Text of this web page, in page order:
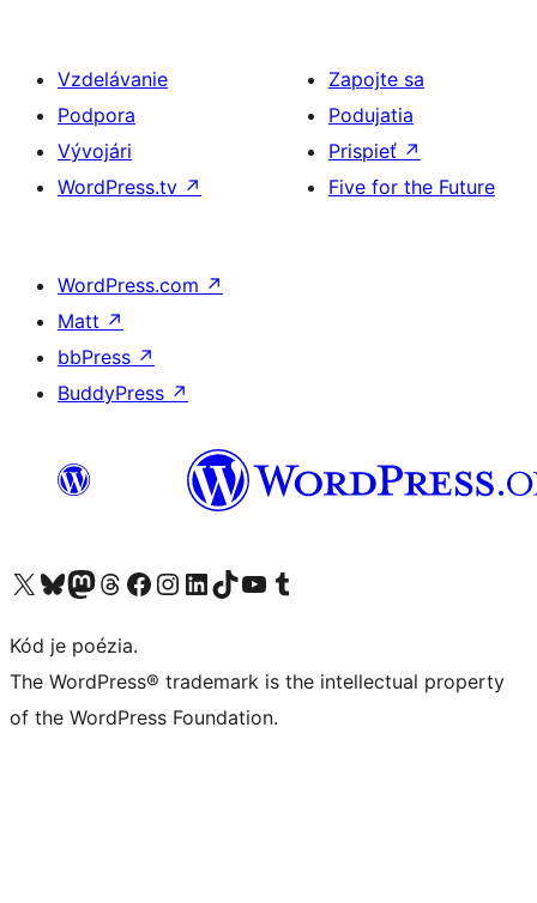
Vzdelávanie
Podpora
Vývojári
WordPress.tv ↗
Zapojte sa
Podujatia
Prispieť ↗
Five for the Future
WordPress.com ↗
Matt ↗
bbPress ↗
BuddyPress ↗
Navštívte náš účet na X (predtým Twitter)
Navštívte náš účet na platforme Bluesky
Navštívte náš účet na Mastodone
Navštívte náš účet na platforme Threads
Navštívte našu stránku na Facebooku
Navštívte náš účet Instagram
Navštívte náš účet LinkedIn
Navštívte náš účet na platforme TikTok
Navštívte náš kanál YouTube
Navštívte náš účet na platforme Tumblr
Kód je poézia.
The WordPress® trademark is the intellectual property
of the WordPress Foundation.